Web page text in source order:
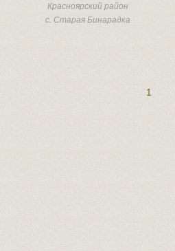
Красноярский район
с. Старая Бинарадка
1